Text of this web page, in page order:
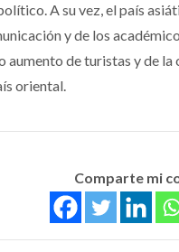
A su vez, el país
y de los
aumento de turistas y de
oriental.
Comparte mi